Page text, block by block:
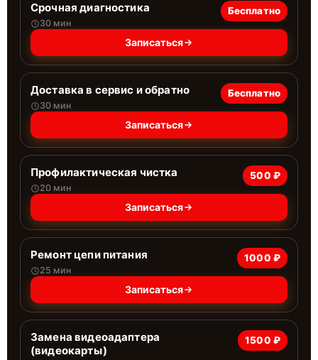
Срочная диагностика
30 мин
Бесплатно
Записаться
Доставка в сервис и обратно
30 мин
Бесплатно
Записаться
Профилактическая чистка
20 мин
500 ₽
Записаться
Ремонт цепи питания
25 мин
1000 ₽
Записаться
Замена видеоадаптера
(видеокарты)
1500 ₽